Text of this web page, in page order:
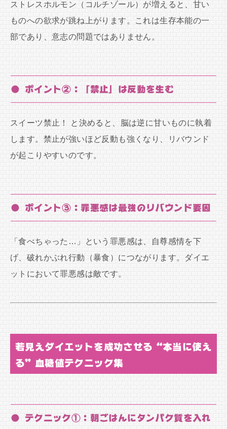
ストレスホルモン（コルチゾール）が増えると、甘い
ものへの欲求が跳ね上がります。これは生存本能の一
部であり、意志の問題ではありません。
● ポイント②：「禁止」は反動を生む
スイーツ禁止！ と決めると、脳は逆に甘いものに執着
します。禁止が強いほど反動も強くなり、リバウンド
が起こりやすいのです。
● ポイント③：罪悪感は最強のリバウンド要因
「食べちゃった…」という罪悪感は、自尊感情を下
げ、破れかぶれ行動（暴食）につながります。ダイエ
ットにおいて罪悪感は敵です。
若見えダイエットを成功させる“本当に使え
る”血糖値テクニック集
● テクニック①：朝ごはんにタンパク質を入れ